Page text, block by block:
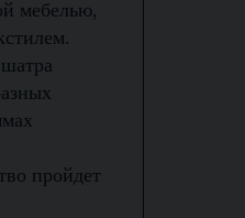
мебелью,
пройдет